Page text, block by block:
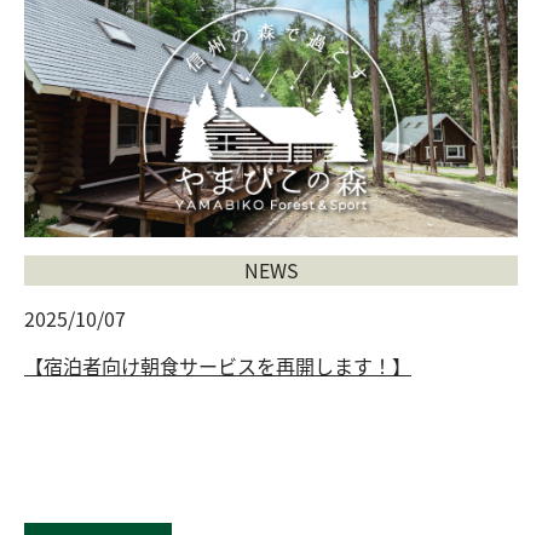
NEWS
2025/10/07
【宿泊者向け朝食サービスを再開します！】